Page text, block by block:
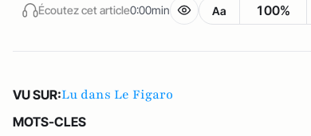
Écoutez cet article0:00min Aa 100%
VU SUR:Lu dans Le Figaro
MOTS-CLES